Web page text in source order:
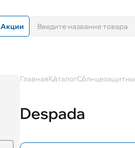
Акции
ГлавнаяКаталог
Despada